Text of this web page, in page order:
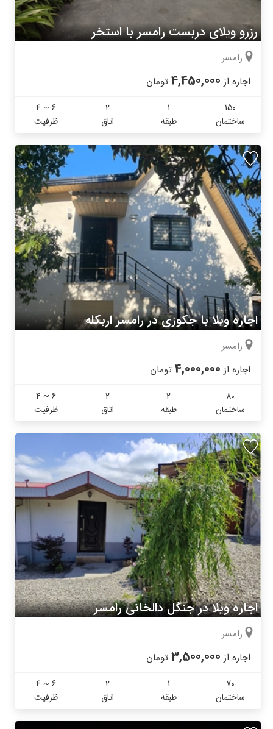
رزرو ویلای دربست رامسر با استخر
رامسر
اجاره از 4,450,000 تومان
150
ساختمان
1
طبقه
2
اتاق
4 ~ 6
ظرفیت
اجاره ویلا با جکوزی در رامسر اربکله
رامسر
اجاره از 4,000,000 تومان
80
ساختمان
2
طبقه
2
اتاق
4 ~ 6
ظرفیت
اجاره ویلا در جنگل دالخانی رامسر
رامسر
اجاره از 3,500,000 تومان
70
ساختمان
1
طبقه
2
اتاق
4 ~ 6
ظرفیت